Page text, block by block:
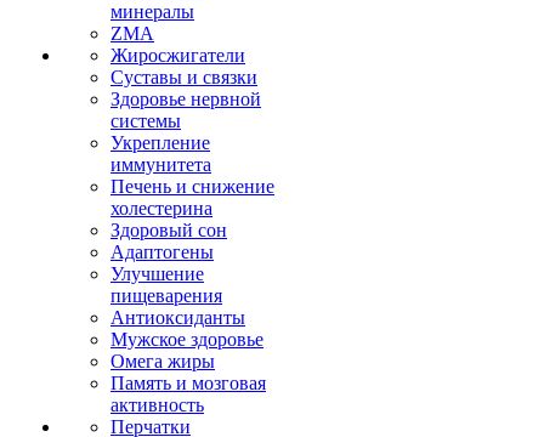
минералы
ZMA
Жиросжигатели
Суставы и связки
Здоровье нервной
системы
Укрепление
иммунитета
Печень и снижение
холестерина
Здоровый сон
Адаптогены
Улучшение
пищеварения
Антиоксиданты
Мужское здоровье
Омега жиры
Память и мозговая
активность
Перчатки